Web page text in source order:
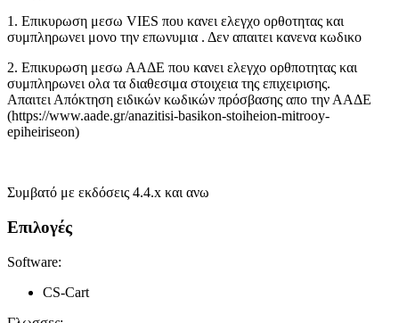
1. Επικυρωση μεσω VIES που κανει ελεγχο ορθοτητας και
συμπληρωνει μονο την επωνυμια . Δεν απαιτει κανενα κωδικο
2. Επικυρωση μεσω ΑΑΔΕ που κανει ελεγχο ορθποτητας και
συμπληρωνει ολα τα διαθεσιμα στοιχεια της επιχειρισης.
Απαιτει Απόκτηση ειδικών κωδικών πρόσβασης απο την ΑΑΔΕ
(https://www.aade.gr/anazitisi-basikon-stoiheion-mitrooy-
epiheiriseon)
Συμβατό με εκδόσεις 4.4.x και ανω
Επιλογές
Software:
CS-Cart